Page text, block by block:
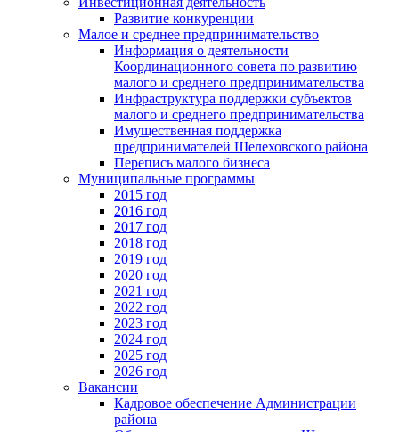
Развитие конкуренции
Малое и среднее предпринимательство
Информация о деятельности
Координационного совета по развитию
малого и среднего предпринимательства
Инфраструктура поддержки субъектов
малого и среднего предпринимательства
Имущественная поддержка
предпринимателей Шелеховского района
Перепись малого бизнеса
Муниципальные программы
2015 год
2016 год
2017 год
2018 год
2019 год
2020 год
2021 год
2022 год
2023 год
2024 год
2025 год
2026 год
Вакансии
Кадровое обеспечение Администрации
района